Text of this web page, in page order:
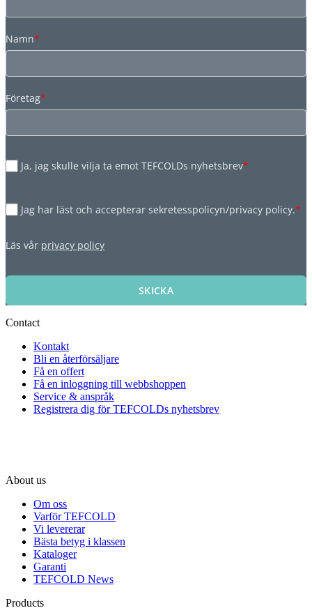
Namn*
Företag*
Ja, jag skulle vilja ta emot TEFCOLDs nyhetsbrev*
Jag har läst och accepterar sekretesspolicyn/privacy policy.*
Läs vår privacy policy
SKICKA
Contact
Kontakt
Bli en återförsäljare
Få en offert
Få en inloggning till webbshoppen
Service & anspråk
Registrera dig för TEFCOLDs nyhetsbrev
About us
Om oss
Varför TEFCOLD
Vi levererar
Bästa betyg i klassen
Kataloger
Garanti
TEFCOLD News
Products